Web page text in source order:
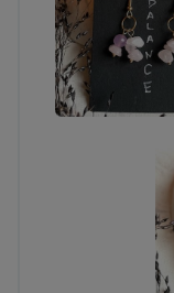
kassalla
noudettavaa
tuote
maksutta,